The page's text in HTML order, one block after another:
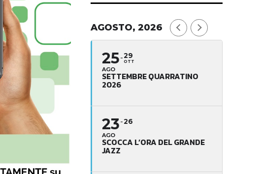
AGOSTO, 2026
25
AGO
29
OTT
SETTEMBRE QUARRATINO
2026
23
AGO
26
SCOCCA L’ORA DEL GRANDE
JAZZ